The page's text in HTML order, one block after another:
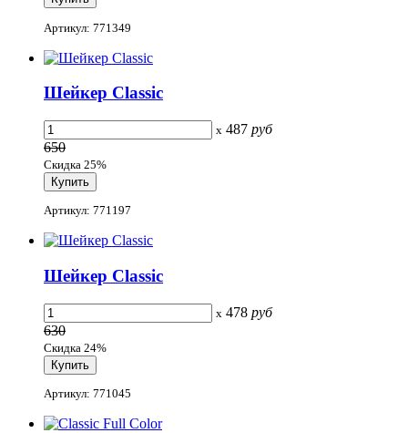
Артикул: 771349
Шейкер Classic
x 487 руб
650
Скидка 25%
Артикул: 771197
Шейкер Classic
x 478 руб
630
Скидка 24%
Артикул: 771045